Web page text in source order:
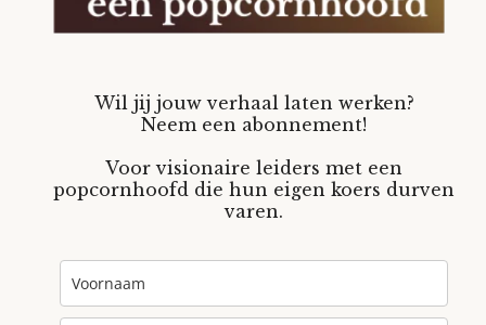
Wil jij jouw verhaal laten werken?
Neem een abonnement!
Voor visionaire leiders met een
popcornhoofd die hun eigen koers durven
varen.